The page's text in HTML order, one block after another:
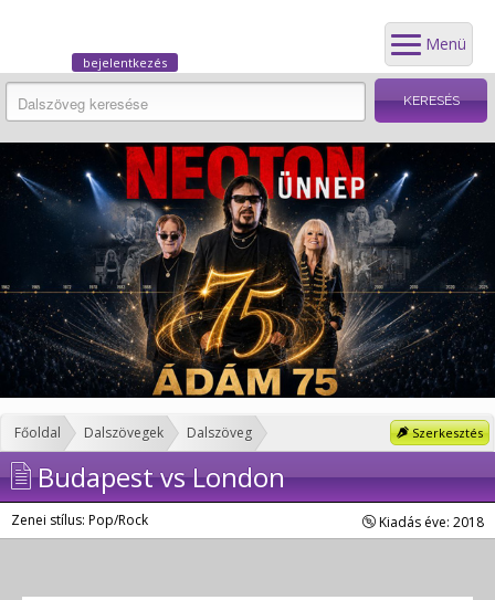
Menü
bejelentkezés
Szerkesztés
Főoldal Dalszövegek Dalszöveg
Budapest vs London
Zenei stílus: Pop/Rock Kiadás éve: 2018